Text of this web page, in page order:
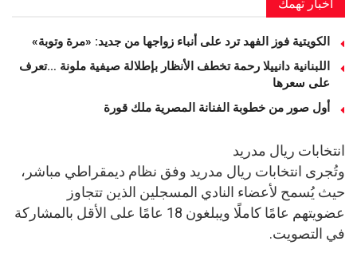
الكويتية فوز الفهد ترد على أنباء زواجها من جديد: «مرة وتوبة» ‏
اللبنانية دانييلا رحمة تخطف الأنظار بإطلالة صيفية ملونة …تعرف
على سعرها
أول صور من خطوبة الفنانة المصرية ملك قورة
انتخابات ريال مدريد
وتُجرى انتخابات ريال مدريد وفق نظام ديمقراطي مباشر،
حيث يُسمح لأعضاء النادي المسجلين الذين تتجاوز
عضويتهم عامًا كاملًا ويبلغون 18 عامًا على الأقل بالمشاركة
في التصويت.